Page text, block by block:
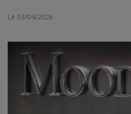
Le 03/04/2026